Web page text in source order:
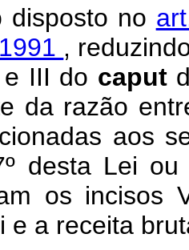
disposto no
,
III do caput
da razão
aos
desta Lei
os
e a receita